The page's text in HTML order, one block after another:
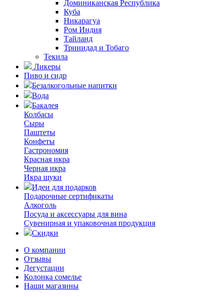
Доминиканская Республика
Куба
Никарагуа
Ром Индия
Тайланд
Тринидад и Тобаго
Текила
Ликеры
Пиво и сидр
Безалкогольные напитки
Вода
Бакалея
Колбасы
Сыры
Паштеты
Конфеты
Гастрономия
Красная икра
Черная икра
Икра щуки
Идеи для подарков
Подарочные сертификаты
Алкоголь
Посуда и аксессуары для вина
Сувенирная и упаковочная продукция
Скидки
О компании
Отзывы
Дегустации
Колонка сомелье
Наши магазины